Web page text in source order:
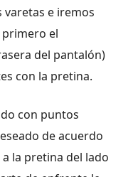
e iremos
el
del pantalón)
con la pretina.
con puntos
de acuerdo
la pretina del lado